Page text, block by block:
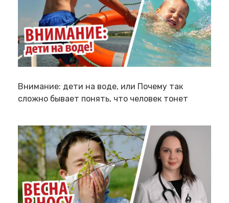
Внимание: дети на воде, или Почему так
сложно бывает понять, что человек тонет